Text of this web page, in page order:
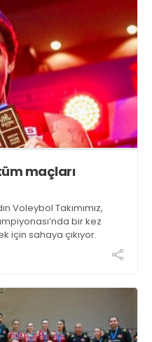
maçları
Voleybol Takımımız,
bir kez
için sahaya çıkıyor.